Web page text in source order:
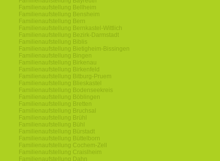
Familienaufstellung Bellheim
Familienaufstellung Bensheim
Familienaufstellung Bern
Familienaufstellung Bernkastel-Wittlich
Familienaufstellung Bezirk-Darmstadt
Familienaufstellung Biblis
Familienaufstellung Bietigheim-Bissingen
Familienaufstellung Bingen
Familienaufstellung Birkenau
Familienaufstellung Birkenfeld
Familienaufstellung Bitburg-Pruem
Familienaufstellung Blieskastel
Familienaufstellung Bodenseekreis
Familienaufstellung Böblingen
Familienaufstellung Bretten
Familienaufstellung Bruchsal
Familienaufstellung Brühl
Familienaufstellung Bühl
Familienaufstellung Bürstadt
Familienaufstellung Büttelborn
Familienaufstellung Cochem-Zell
Familienaufstellung Craislheim
Familienaufstellung Dahn